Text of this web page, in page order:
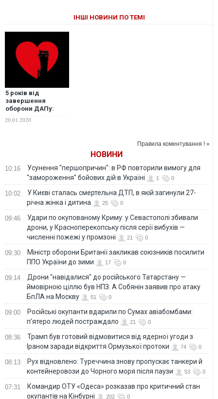
ІНШІ НОВИНИ ПО ТЕМІ
5 років від
завершення
оборони ДАПу:
загиблих “кіборгів”
20.01.2020
Правила коментування ! »
НОВИНИ
10:16
Усунення "першопричин": в РФ повторили вимогу для
"замороження" бойових дій в Україні
1 0
10:02
У Києві сталась смертельна ДТП, в якій загинули 27-
річна жінка і дитина
25 0
09:46
Удари по окупованому Криму: у Севастополі збивали
дрони, у Красноперекопську після серії вибухів —
численні пожежі у промзоні
21 0
09:30
Міністр оборони Британії закликав союзників посилити
ППО України до зими
17 0
09:14
Дрони "навідалися" до російського Татарстану —
ймовірною ціллю був НПЗ. А Собянін заявив про атаку
БпЛА на Москву
51 0
09:00
Російські окупанти вдарили по Сумах авіабомбами:
п’ятеро людей постраждало
21 0
08:36
Трамп був готовий відмовитися від ядерної угоди з
Іраном заради відкриття Ормузької протоки
74 0
08:13
Рух відновлено: Туреччина знову пропускає танкери й
контейнеровози до Чорного моря після паузи
53 0
07:31
Командир ОТУ «Одеса» розказав про критичний стан
окупантів на Кінбурні
202 0